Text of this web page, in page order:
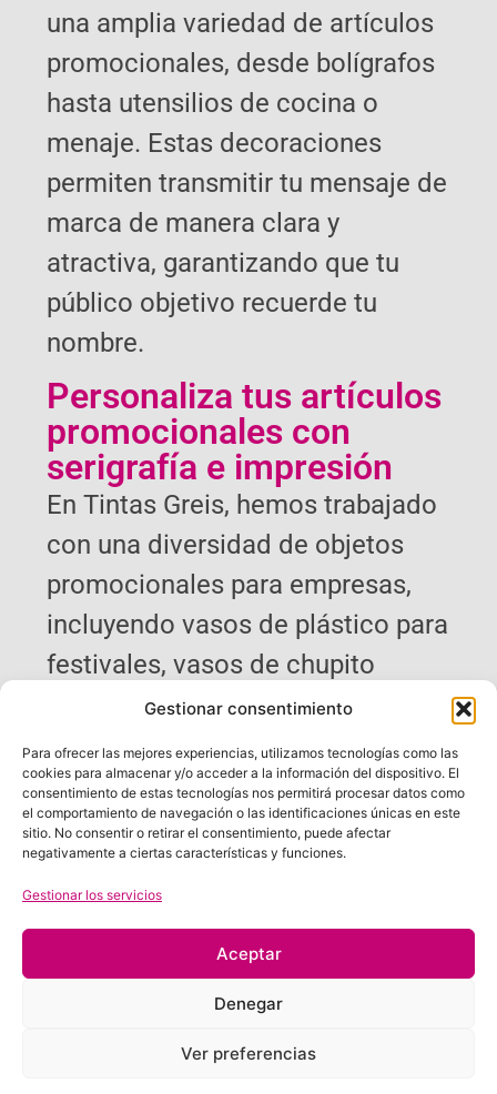
Gestionar consentimiento
Para ofrecer las mejores experiencias, utilizamos tecnologías como las
cookies para almacenar y/o acceder a la información del dispositivo. El
consentimiento de estas tecnologías nos permitirá procesar datos como
el comportamiento de navegación o las identificaciones únicas en este
sitio. No consentir o retirar el consentimiento, puede afectar
negativamente a ciertas características y funciones.
Gestionar los servicios
Aceptar
Denegar
Ver preferencias
una amplia variedad de artículos
promocionales, desde bolígrafos
hasta utensilios de cocina o
menaje. Estas decoraciones
permiten transmitir tu mensaje de
marca de manera clara y
atractiva, garantizando que tu
público objetivo recuerde tu
nombre.
Personaliza tus artículos
promocionales con
serigrafía e impresión
En Tintas Greis, hemos trabajado
con una diversidad de objetos
promocionales para empresas,
incluyendo vasos de plástico para
festivales, vasos de chupito
promocionales, pinzas,
posavasos, cubiertas y muchos
más. La serigrafía y la impresión
son excelentes para personalizar
estos productos y hacer que se
destaquen en eventos, ferias
comerciales y campañas de
marketing. Con nuestra
experiencia en el campo y el
equipo de expertos que